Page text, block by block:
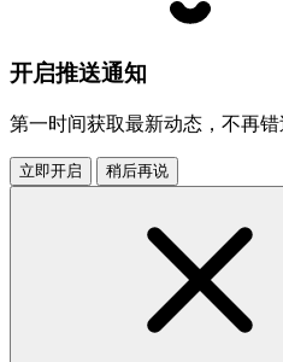
开启推送通知
第一时间获取最新动态，不再错
立即开启 稍后再说